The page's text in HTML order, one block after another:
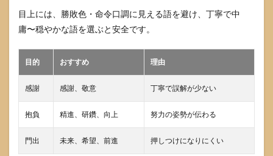
目上には、勝敗色・命令口調に見える語を避け、丁寧で中
庸〜穏やかな語を選ぶと安全です。
目的 おすすめ 理由
感謝 感謝、敬意 丁寧で誤解が少ない
抱負 精進、研鑽、向上 努力の姿勢が伝わる
門出 未来、希望、前進 押しつけになりにくい